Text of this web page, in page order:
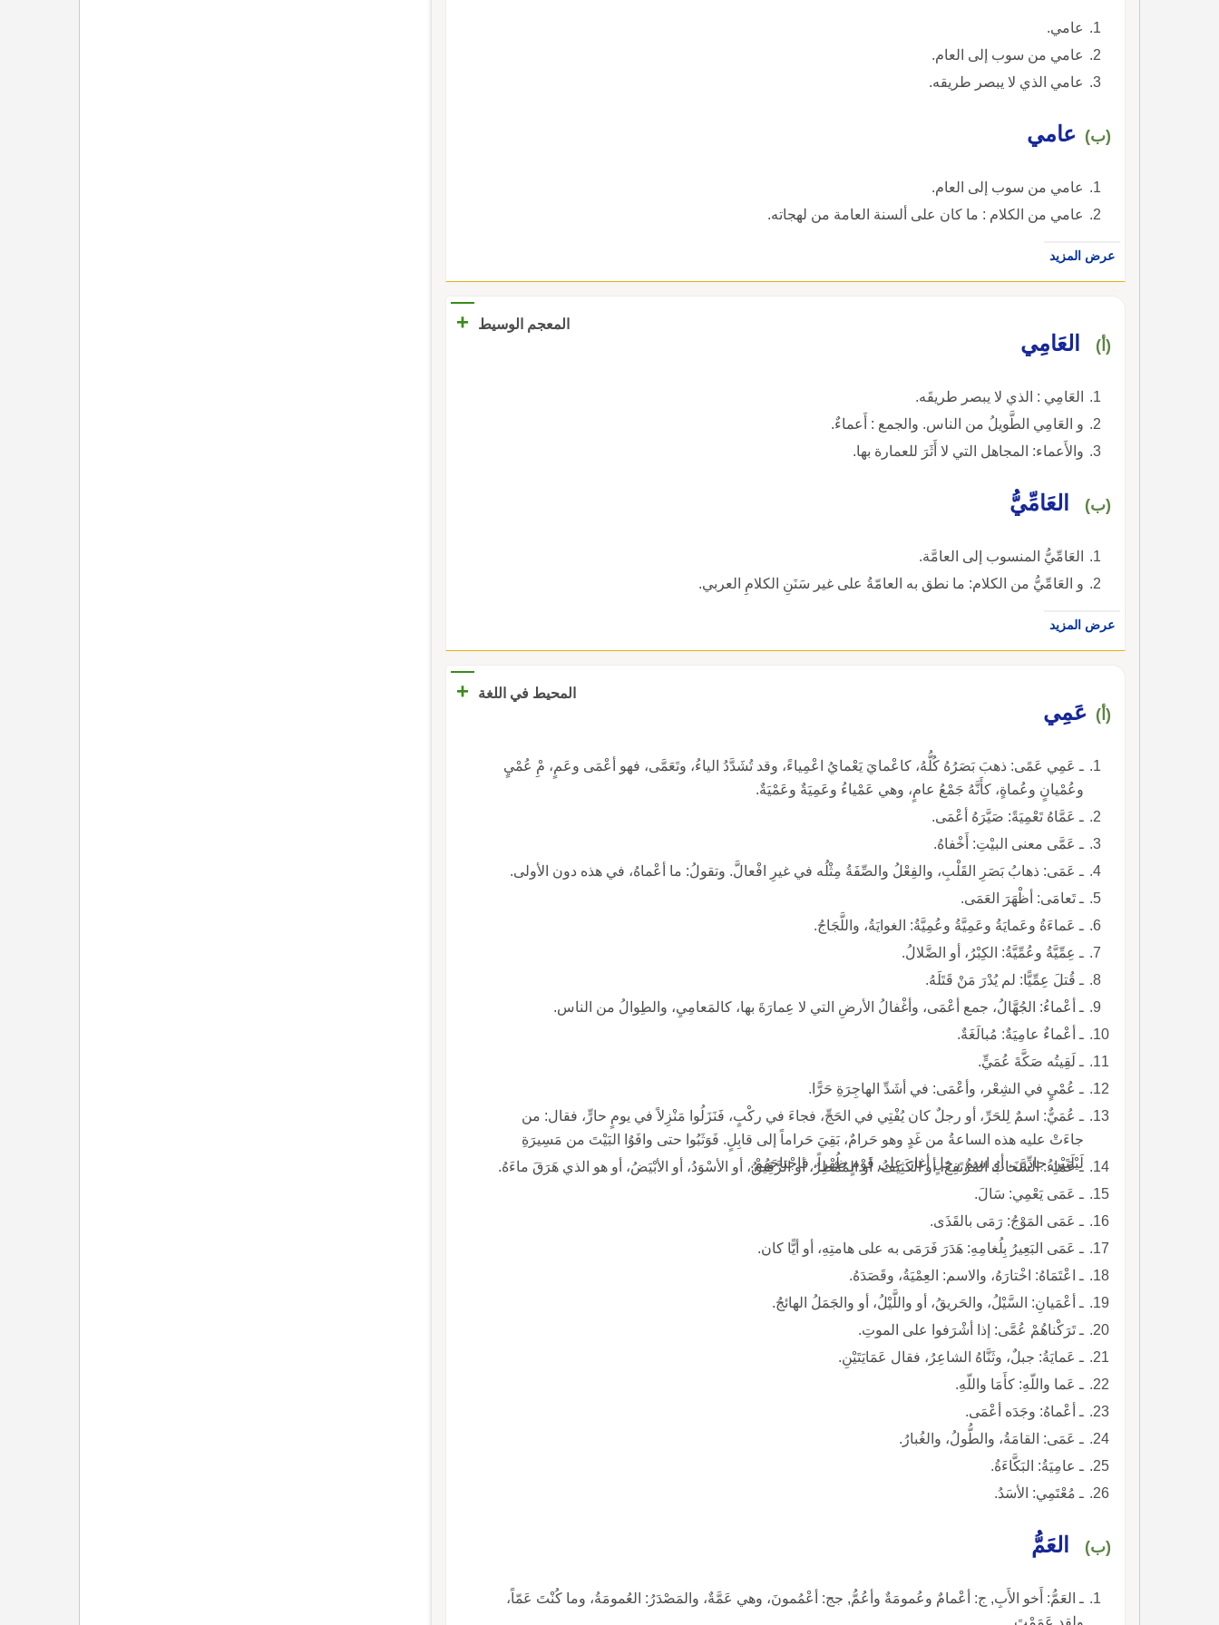
عامي.
عامي من سوب إلى العام.
عامي الذي لا يبصر طريقه.
(ب) عامي
عامي من سوب إلى العام.
عامي من الكلام : ما كان على ألسنة العامة من لهجاته.
عرض المزيد
المعجم الوسيط +
(أ) العَامِي
العَامِي : الذي لا يبصر طريقَه.
و العَامِي الطَّويلُ من الناس. والجمع : أَعماءٌ.
والأَعماء: المجاهل التي لا أَثَرَ للعمارة بها.
(ب) العَامِّيُّ
العَامِّيُّ المنسوب إلى العامَّة.
و العَامِّيُّ من الكلام: ما نطق به العامّةُ على غير سَنَنِ الكلامِ العربي.
عرض المزيد
المحيط في اللغة +
(أ) عَمِي
ـ عَمِي عَمًى: ذهبَ بَصَرُهُ كُلُّهُ، كاعْمايَ يَعْمايُ اعْمِياءً، وقد تُشَدَّدُ الياءُ، وتَعَمَّى، فهو أعْمَى وعَمٍ، مِْ عُمْيٍ
وعُمْيانٍ وعُماةٍ، كأَنَّهُ جَمْعُ عامٍ، وهي عَمْياءُ وعَمِيَةٌ وعَمْيَةٌ.
ـ عَمَّاهُ تَعْمِيَةً: صَيَّرَهُ أعْمَى.
ـ عَمَّى معنى البيْتِ: أَخْفاهُ.
ـ عَمَى: ذهابُ بَصَرِ القَلْبِ، والفِعْلُ والصِّفَةُ مِثْلُه في غيرِ افْعالَّ. وتقولُ: ما أعْماهُ، في هذه دون الأولى.
ـ تَعامَى: أظْهَرَ العَمَى.
ـ عَماءَةُ وعَمايَةُ وعَمِيَّةُ وعُمِيَّةُ: الغوايَةُ، واللَّجَاجُ.
ـ عِمِّيَّةُ وعُمِّيَّةُ: الكِبْرُ، أو الضَّلالُ.
ـ قُتلَ عِمِّيًّا: لم يُدْرَ مَنْ قَتَلَهُ.
ـ أعْماءُ: الجُهَّالُ، جمع أعْمَى، وأغْفالُ الأرضِ التي لا عِمارَةَ بها، كالمَعامِيِ، والطِوالُ من الناس.
ـ أعْماءٌ عامِيَةٌ: مُبالَغَةٌ.
ـ لَقِيتُه صَكَّةَ عُمَيٍّ.
ـ عُمْيٍ في الشِعْر، وأعْمَى: في أشَدِّ الهاجِرَةِ حَرًّا.
ـ عُمَيٌّ: اسمٌ لِلحَرِّ، أو رجلٌ كان يُفْتِي في الحَجِّ، فجاءَ في ركْبٍ، فَنَزَلُوا مَنْزِلاً في يومٍ حارٍّ، فقال: من
جاءَتْ عليه هذه الساعةُ من غَدٍ وهو حَرامٌ، بَقِيَ حَراماً إلى قابِلٍ. فَوَثَبُوا حتى وافَوُا البَيْتَ من مَسِيرَةِ
لَيْلَتَيْنِ جادِّينَ، أو اسمُ رجلٍ أغارَ على قَوْمٍ ظُهْراً، فاجْتاحَهُمْ.
ـ عَمَاءُ: السَّحابُ المُرْتَفِعُ، أو الكَثِيفُ، أو المُمْطِرُ، أو الرَّقِيقُ، أو الأسْوَدُ، أو الأبْيَضُ، أو هو الذي هَرَقَ ماءَهُ.
ـ عَمَى يَعْمِي: سَالَ.
ـ عَمَى المَوْجُ: رَمَى بالقَذَى.
ـ عَمَى البَعِيرُ بِلُغامِهِ: هَدَرَ فَرَمَى به على هامتِهِ، أو أيًّا كان.
ـ اعْتَمَاهُ: اخْتارَهُ، والاسم: العِمْيَةُ، وقَصَدَهُ.
ـ أعْمَيانِ: السَّيْلُ، والحَريقُ، أو واللَّيْلُ، أو والجَمَلُ الهائجُ.
ـ تَرَكْناهُمْ عُمَّى: إذا أشْرَفوا على الموتِ.
ـ عَمايَةُ: جبلٌ، وثَنَّاهُ الشاعِرُ، فقال عَمَايَتَيْنِ.
ـ عَما واللّهِ: كأَمَا واللّهِ.
ـ أعْماهُ: وجَدَه أعْمَى.
ـ عَمَى: القامَةُ، والطُّولُ، والغُبارُ.
ـ عامِيَةُ: البَكَّاءَةُ.
ـ مُعْتَمِي: الأسَدُ.
(ب) العَمُّ
ـ العَمُّ: أَخو الأَبِ, ج: أعْمامٌ وعُمومَةٌ وأعُمُّ, جج: أعْمُمونَ، وهي عَمَّةٌ، والمَصْدَرُ: العُمومَةُ، وما كُنْتَ عَمّاً،
ولقد عَمَمْتَ.